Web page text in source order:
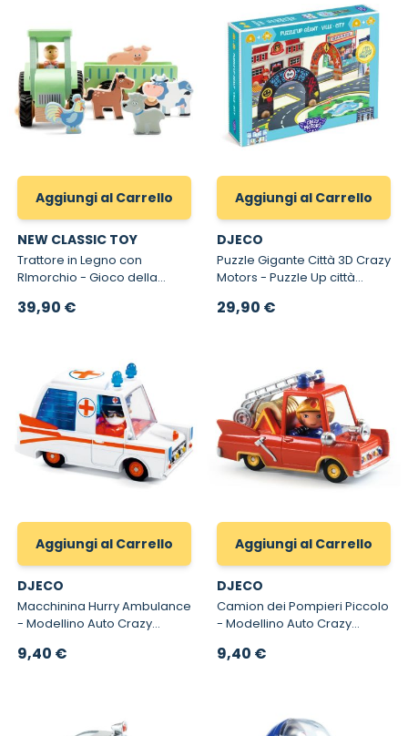
Aggiungi al Carrello
NEW CLASSIC TOY
Trattore in Legno con
RImorchio - Gioco della
mesi
39,90 €
Aggiungi al Carrello
DJECO
Puzzle Gigante Città 3D Crazy
Motors - Puzzle Up città
29,90 €
Aggiungi al Carrello
DJECO
Macchinina Hurry Ambulance
- Modellino Auto Crazy
9,40 €
Aggiungi al Carrello
DJECO
Camion dei Pompieri Piccolo
- Modellino Auto Crazy
9,40 €